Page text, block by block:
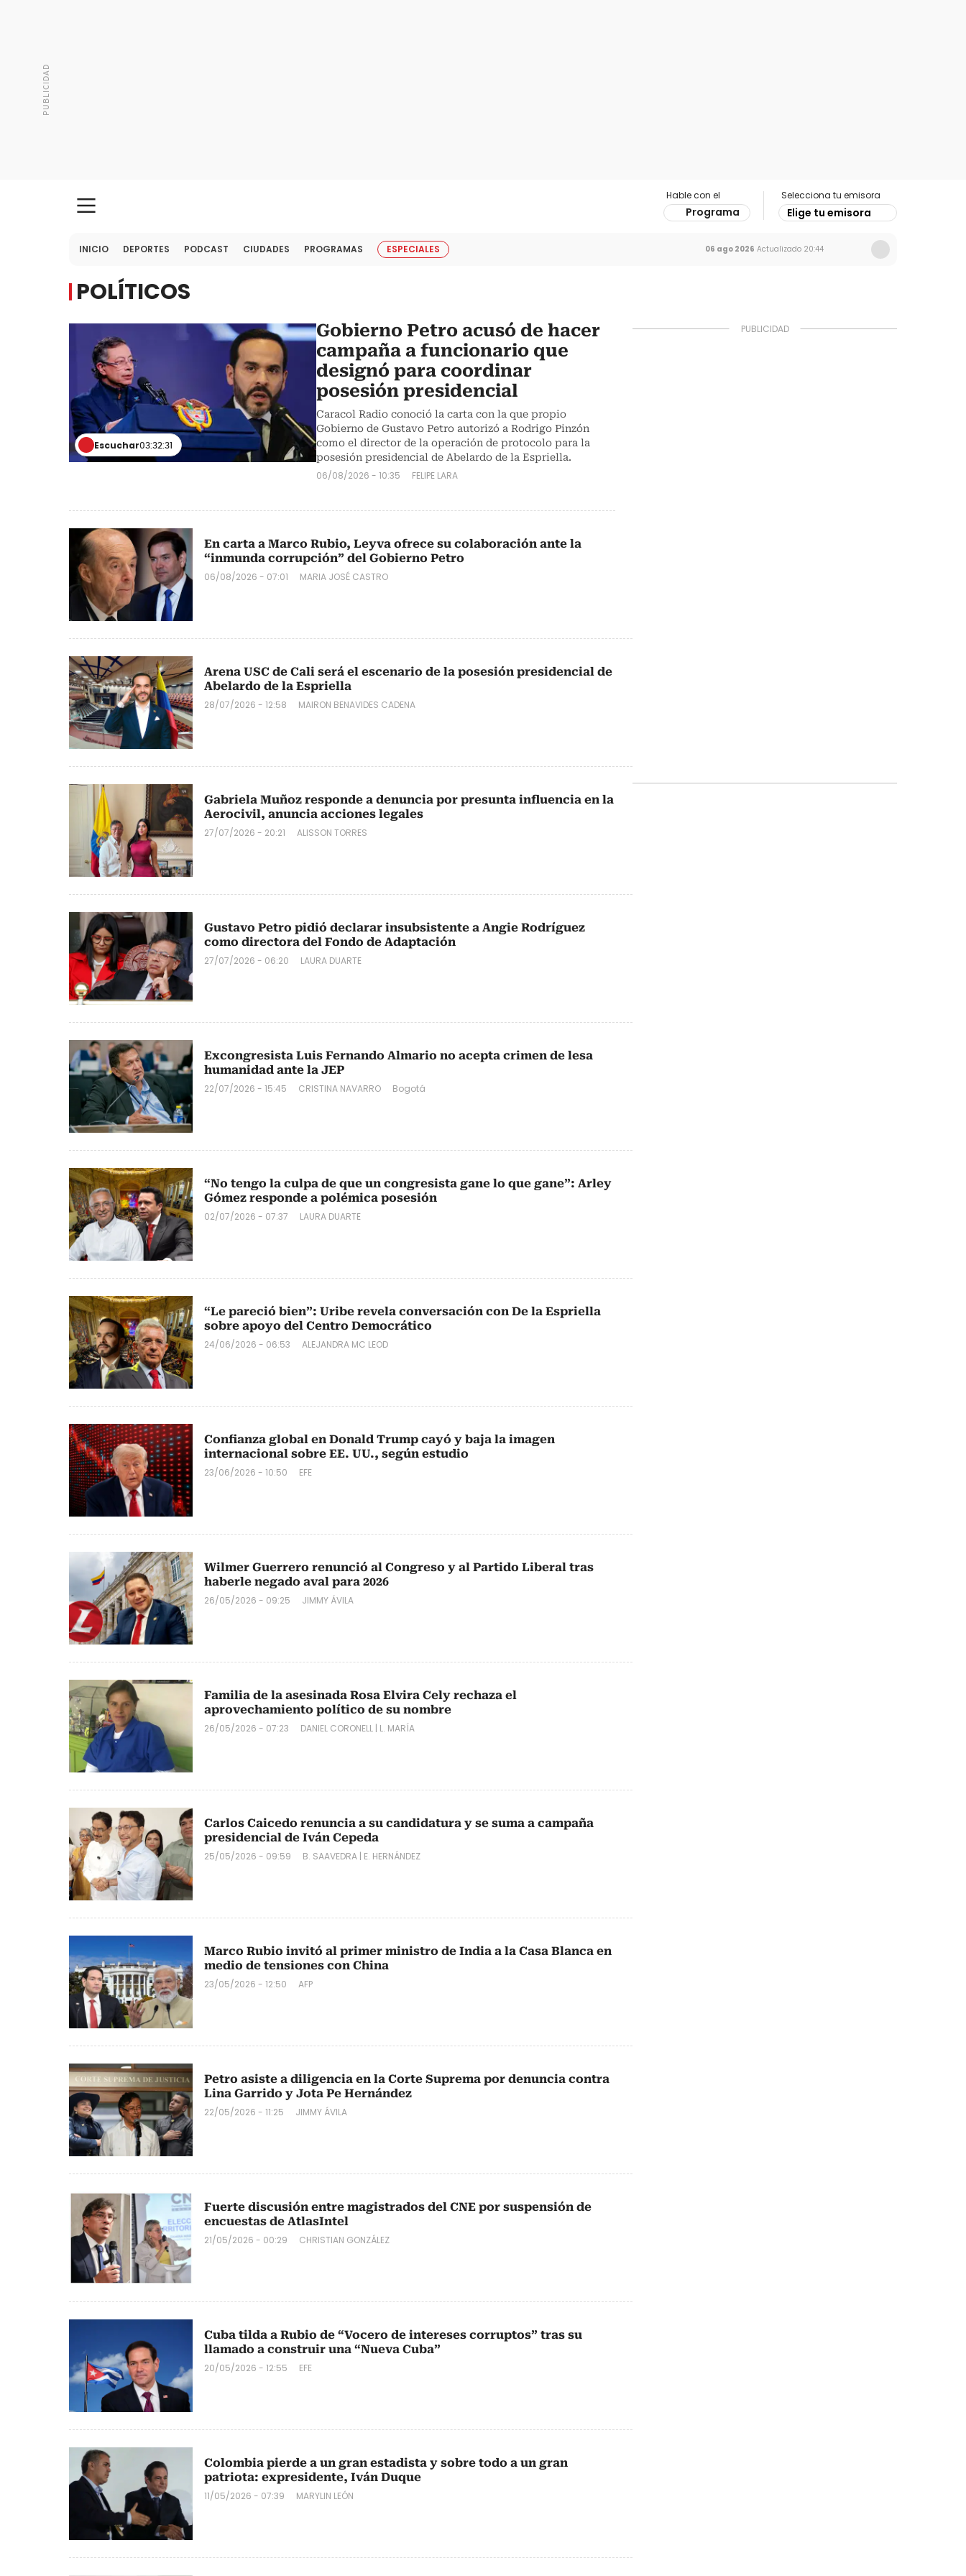
Hable con el
Programa
Selecciona tu emisora
Elige tu emisora
INICIO DEPORTES PODCAST CIUDADES PROGRAMAS ESPECIALES 06 ago 2026 Actualizado 20:44
POLÍTICOS
Escuchar03:32:31
Gobierno Petro acusó de hacer
campaña a funcionario que
designó para coordinar
posesión presidencial
Caracol Radio conoció la carta con la que propio
Gobierno de Gustavo Petro autorizó a Rodrigo Pinzón
como el director de la operación de protocolo para la
posesión presidencial de Abelardo de la Espriella.
06/08/2026 - 10:35 FELIPE LARA
En carta a Marco Rubio, Leyva ofrece su colaboración ante la
“inmunda corrupción” del Gobierno Petro
06/08/2026 - 07:01 MARIA JOSÉ CASTRO
Arena USC de Cali será el escenario de la posesión presidencial de
Abelardo de la Espriella
28/07/2026 - 12:58 MAIRON BENAVIDES CADENA
Gabriela Muñoz responde a denuncia por presunta influencia en la
Aerocivil, anuncia acciones legales
27/07/2026 - 20:21 ALISSON TORRES
Gustavo Petro pidió declarar insubsistente a Angie Rodríguez
como directora del Fondo de Adaptación
27/07/2026 - 06:20 LAURA DUARTE
Excongresista Luis Fernando Almario no acepta crimen de lesa
humanidad ante la JEP
22/07/2026 - 15:45 CRISTINA NAVARRO Bogotá
“No tengo la culpa de que un congresista gane lo que gane”: Arley
Gómez responde a polémica posesión
02/07/2026 - 07:37 LAURA DUARTE
“Le pareció bien”: Uribe revela conversación con De la Espriella
sobre apoyo del Centro Democrático
24/06/2026 - 06:53 ALEJANDRA MC LEOD
Confianza global en Donald Trump cayó y baja la imagen
internacional sobre EE. UU., según estudio
23/06/2026 - 10:50 EFE
Wilmer Guerrero renunció al Congreso y al Partido Liberal tras
haberle negado aval para 2026
26/05/2026 - 09:25 JIMMY ÁVILA
Familia de la asesinada Rosa Elvira Cely rechaza el
aprovechamiento político de su nombre
26/05/2026 - 07:23 DANIEL CORONELL | L. MARÍA
Carlos Caicedo renuncia a su candidatura y se suma a campaña
presidencial de Iván Cepeda
25/05/2026 - 09:59 B. SAAVEDRA | E. HERNÁNDEZ
Marco Rubio invitó al primer ministro de India a la Casa Blanca en
medio de tensiones con China
23/05/2026 - 12:50 AFP
Petro asiste a diligencia en la Corte Suprema por denuncia contra
Lina Garrido y Jota Pe Hernández
22/05/2026 - 11:25 JIMMY ÁVILA
Fuerte discusión entre magistrados del CNE por suspensión de
encuestas de AtlasIntel
21/05/2026 - 00:29 CHRISTIAN GONZÁLEZ
Cuba tilda a Rubio de “Vocero de intereses corruptos” tras su
llamado a construir una “Nueva Cuba”
20/05/2026 - 12:55 EFE
Colombia pierde a un gran estadista y sobre todo a un gran
patriota: expresidente, Iván Duque
11/05/2026 - 07:39 MARYLIN LEÓN